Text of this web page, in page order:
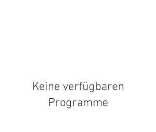
Keine verfügbaren
Programme